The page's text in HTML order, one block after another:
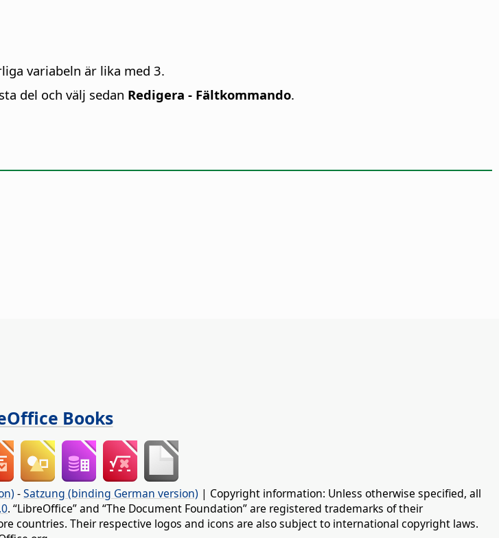
variabeln är lika med 3.
del och välj sedan Redigera - Fältkommando.
Books
-Satzung (binding German version) | Copyright information: Unless otherwise specified, all
. “LibreOffice” and “The Document Foundation” are registered trademarks of their
countries. Their respective logos and icons are also subject to international copyright laws.